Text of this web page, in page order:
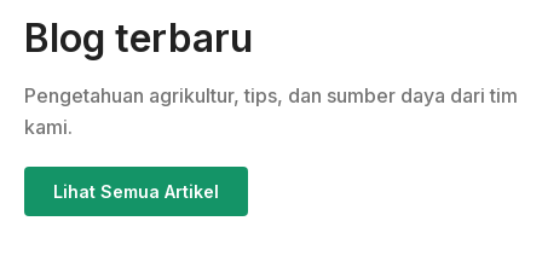
Blog terbaru
Pengetahuan agrikultur, tips, dan sumber daya dari tim
kami.
Lihat Semua Artikel